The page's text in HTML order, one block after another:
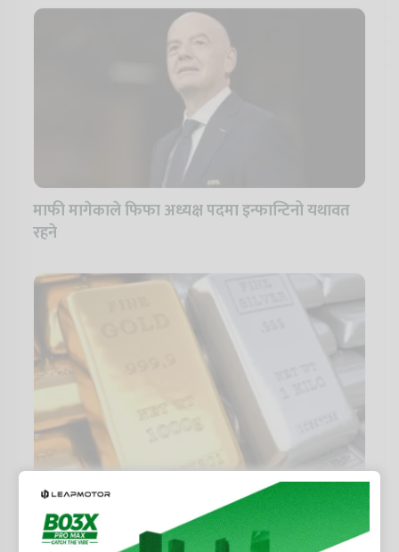
माफी मागेकाले फिफा अध्यक्ष पदमा इन्फान्टिनो यथावत
रहने
सुनको मूल्यमा सामान्य गिरावट, चाँदी भने बढ्यो